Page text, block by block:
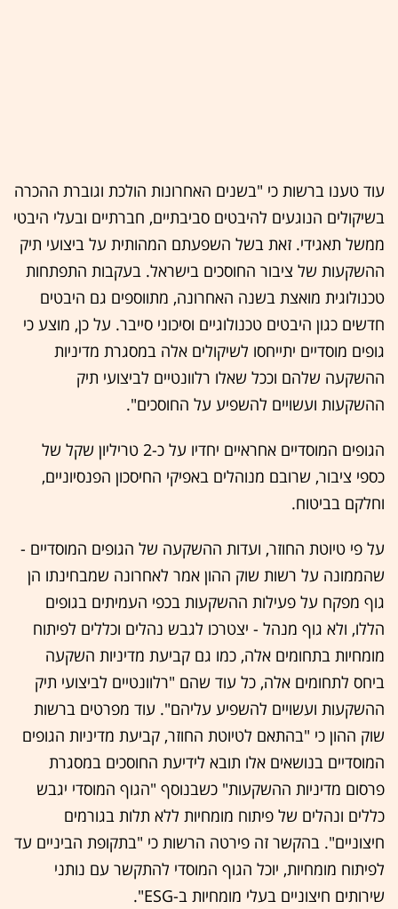
עוד טענו ברשות כי "בשנים האחרונות הולכת וגוברת ההכרה
בשיקולים הנוגעים להיבטים סביבתיים, חברתיים ובעלי היבטי
ממשל תאגידי. זאת בשל השפעתם המהותית על ביצועי תיק
ההשקעות של ציבור החוסכים בישראל. בעקבות התפתחות
טכנולוגית מואצת בשנה האחרונה, מתווספים גם היבטים
חדשים כגון היבטים טכנולוגיים וסיכוני סייבר. על כן, מוצע כי
גופים מוסדיים יתייחסו לשיקולים אלה במסגרת מדיניות
ההשקעה שלהם וככל שאלו רלוונטיים לביצועי תיק
ההשקעות ועשויים להשפיע על החוסכים".
הגופים המוסדיים אחראיים יחדיו על כ-2 טריליון שקל של
כספי ציבור, שרובם מנוהלים באפיקי החיסכון הפנסיוניים,
וחלקם בביטוח.
על פי טיוטת החוזר, ועדות ההשקעה של הגופים המוסדיים -
שהממונה על רשות שוק ההון אמר לאחרונה שמבחינתו הן
גוף מפקח על פעילות ההשקעות בכפי העמיתים בגופים
הללו, ולא גוף מנהל - יצטרכו לגבש נהלים וכללים לפיתוח
מומחיות בתחומים אלה, כמו גם קביעת מדיניות השקעה
ביחס לתחומים אלה, כל עוד שהם "רלוונטיים לביצועי תיק
ההשקעות ועשויים להשפיע עליהם". עוד מפרטים ברשות
שוק ההון כי "בהתאם לטיוטת החוזר, קביעת מדיניות הגופים
המוסדיים בנושאים אלו תובא לידיעת החוסכים במסגרת
פרסום מדיניות ההשקעות" כשבנוסף "הגוף המוסדי יגבש
כללים ונהלים של פיתוח מומחיות ללא תלות בגורמים
חיצוניים". בהקשר זה פירטה הרשות כי "בתקופת הביניים עד
לפיתוח מומחיות, יוכל הגוף המוסדי להתקשר עם נותני
שירותים חיצוניים בעלי מומחיות ב-ESG".